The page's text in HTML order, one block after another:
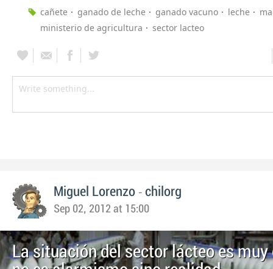
cañete
ganado de leche ganado vacuno leche
ministerio de agricultura
sector lacteo
Miguel Lorenzo - chilorg
Sep 02, 2012 at 15:00
La situación del sector lácteo es